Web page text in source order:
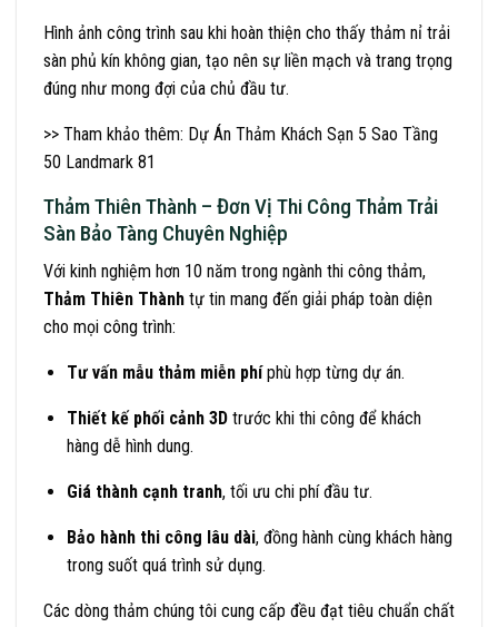
Hình ảnh công trình sau khi hoàn thiện cho thấy thảm nỉ trải
sàn phủ kín không gian, tạo nên sự liền mạch và trang trọng
đúng như mong đợi của chủ đầu tư.
>> Tham khảo thêm: Dự Án Thảm Khách Sạn 5 Sao Tầng
50 Landmark 81
Thảm Thiên Thành – Đơn Vị Thi Công Thảm Trải
Sàn Bảo Tàng Chuyên Nghiệp
Với kinh nghiệm hơn 10 năm trong ngành thi công thảm,
Thảm Thiên Thành tự tin mang đến giải pháp toàn diện
cho mọi công trình:
Tư vấn mẫu thảm miễn phíphù hợp từng dự án.
Thiết kế phối cảnh 3Dtrước khi thi công để khách
hàng dễ hình dung.
Giá thành cạnh tranh, tối ưu chi phí đầu tư.
Bảo hành thi công lâu dài, đồng hành cùng khách hàng
trong suốt quá trình sử dụng.
Các dòng thảm chúng tôi cung cấp đều đạt tiêu chuẩn chất